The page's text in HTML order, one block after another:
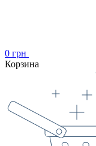
0 грн
Корзина